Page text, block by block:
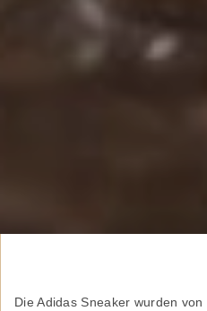
Die Adidas Sneaker wurden von